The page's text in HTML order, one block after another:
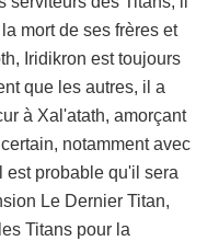
mort de ses frères et
Iridikron est toujours
que les autres, il a
à Xal'atath, amorçant
notamment avec
est probable qu'il sera
Le Dernier Titan,
Titans pour la